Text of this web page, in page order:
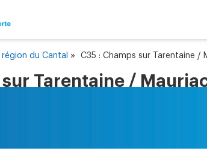
région du Cantal » C35 : Champs sur Tarentaine /
Tarentaine /